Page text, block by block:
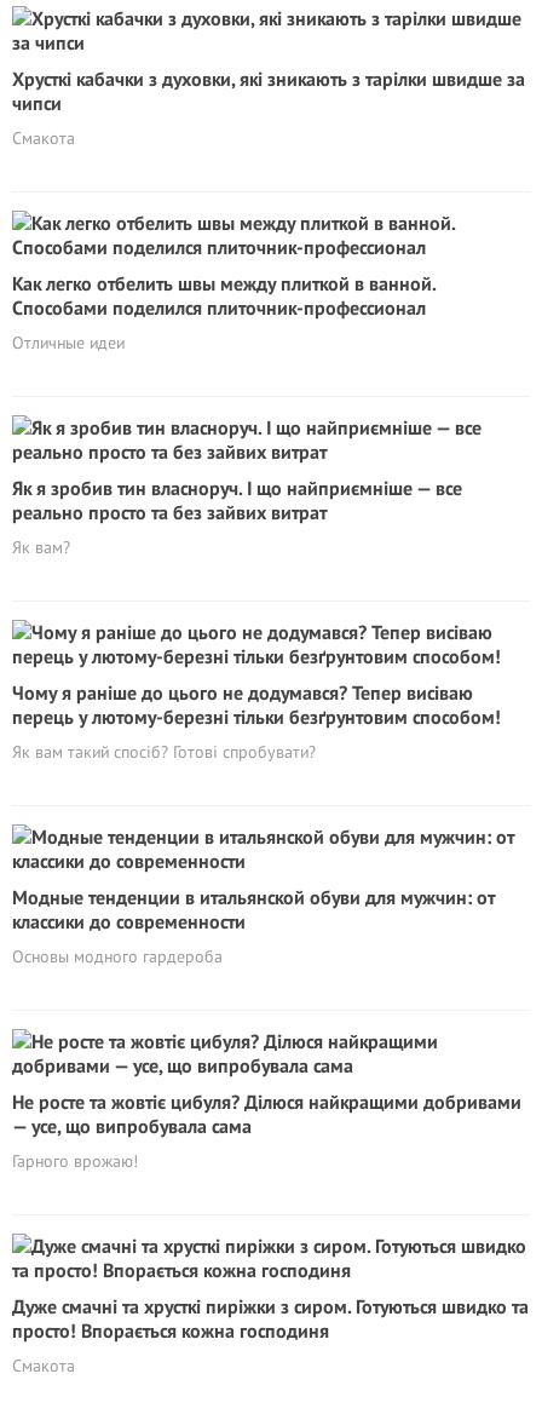
Хрусткі кабачки з духовки, які зникають з тарілки швидше за
чипси
Смакота
Как легко отбелить швы между плиткой в ванной.
Способами поделился плиточник-профессионал
Отличные идеи
Як я зробив тин власноруч. І що найприємніше — все
реально просто та без зайвих витрат
Як вам?
Чому я раніше до цього не додумався? Тепер висіваю
перець у лютому-березні тільки безґрунтовим способом!
Як вам такий спосіб? Готові спробувати?
Модные тенденции в итальянской обуви для мужчин: от
классики до современности
Основы модного гардероба
Не росте та жовтіє цибуля? Ділюся найкращими добривами
— усе, що випробувала сама
Гарного врожаю!
Дуже смачні та хрусткі пиріжки з сиром. Готуються швидко та
просто! Впорається кожна господиня
Смакота